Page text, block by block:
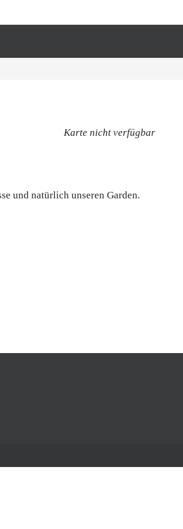
Karte nicht verfügbar
und natürlich unseren Garden.